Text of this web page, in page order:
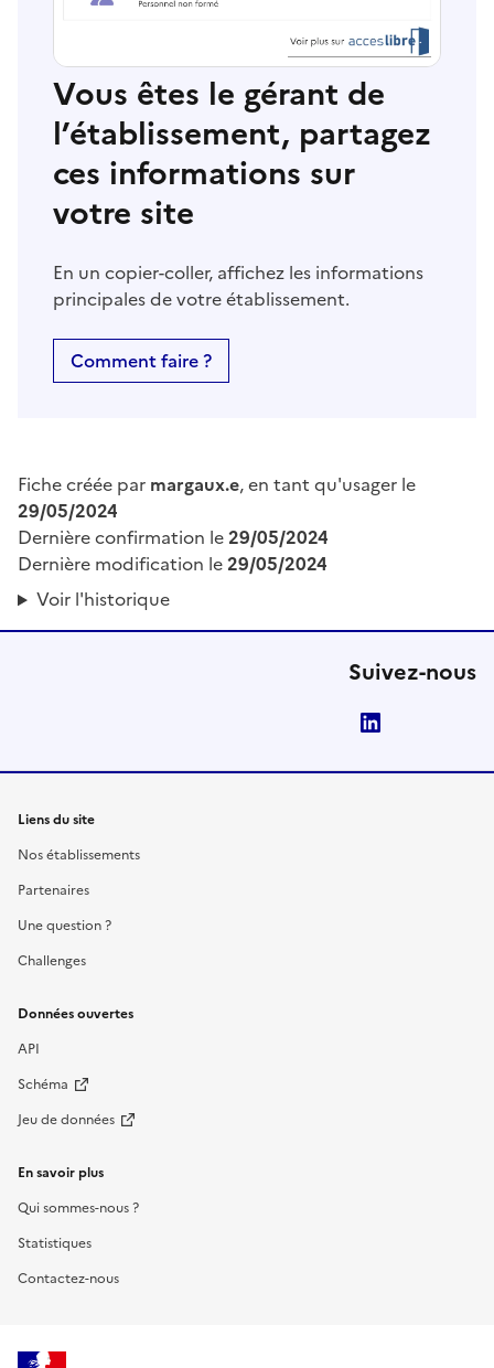
Vous êtes le gérant de
l’établissement, partagez
ces informations sur
votre site
En un copier-coller, affichez les informations
principales de votre établissement.
Comment faire ?
Fiche créée par margaux.e, en tant qu'usager le
29/05/2024
Dernière confirmation le29/05/2024
Dernière modification le29/05/2024
Voir l'historique
Suivez-nous
Liens du site
Nos établissements
Partenaires
Une question ?
Challenges
Données ouvertes
API
Schéma
Jeu de données
En savoir plus
Qui sommes-nous ?
Statistiques
Contactez-nous